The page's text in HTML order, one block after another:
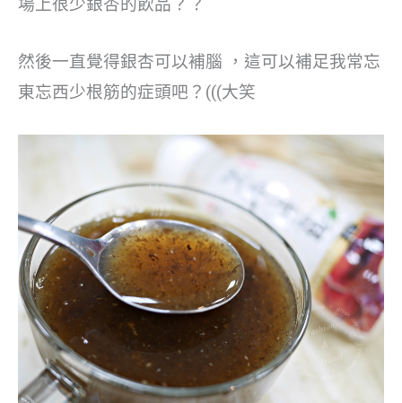
場上很少銀杏的飲品？？
然後一直覺得銀杏可以補腦 ，這可以補足我常忘
東忘西少根筋的症頭吧？(((大笑